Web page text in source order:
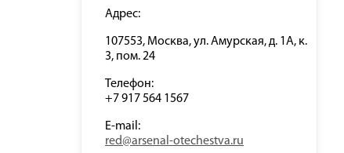
Адрес:
107553, Москва, ул. Амурская, д. 1А, к.
3, пом. 24
Телефон:
+7 917 564 1567
E-mail:
red@arsenal-otechestva.ru